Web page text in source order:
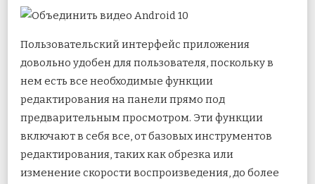
Пользовательский интерфейс приложения
довольно удобен для пользователя, поскольку в
нем есть все необходимые функции
редактирования на панели прямо под
предварительным просмотром. Эти функции
включают в себя все, от базовых инструментов
редактирования, таких как обрезка или
изменение скорости воспроизведения, до более